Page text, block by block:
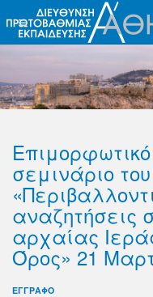
σεμινάριο
αναζητήσεις
αρχαίας
Όρος» 21
ΕΓΓΡΑΦΟ